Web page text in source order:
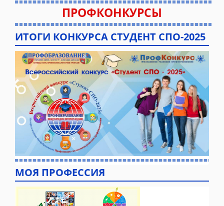
ПРОФКОНКУРСЫ
ИТОГИ КОНКУРСА СТУДЕНТ СПО-2025
МОЯ ПРОФЕССИЯ